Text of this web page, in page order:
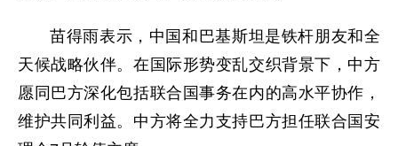
苗得雨表示，中国和巴基斯坦是铁杆朋友和全
天候战略伙伴。在国际形势变乱交织背景下，中方
愿同巴方深化包括联合国事务在内的高水平协作，
维护共同利益。中方将全力支持巴方担任联合国安